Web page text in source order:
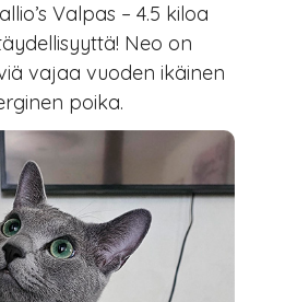
Valpas – 4.5 kiloa
Neo on
vajaa vuoden ikäinen
poika.